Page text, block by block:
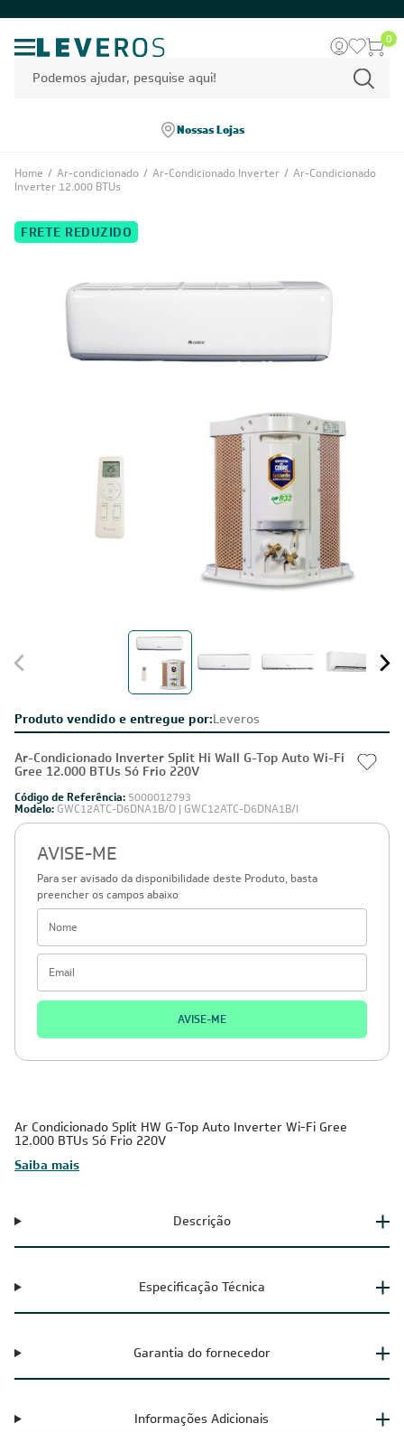
0
Nossas Lojas
Home / Ar-condicionado / Ar-Condicionado Inverter / Ar-Condicionado
Inverter 12.000 BTUs
Produto vendido e entregue por:Leveros
Ar-Condicionado Inverter Split Hi Wall G-Top Auto Wi-Fi
Gree 12.000 BTUs Só Frio 220V
Código de Referência: 5000012793
Modelo: GWC12ATC-D6DNA1B/O | GWC12ATC-D6DNA1B/I
AVISE-ME
Para ser avisado da disponibilidade deste Produto, basta
preencher os campos abaixo
AVISE-ME
Ar Condicionado Split HW G-Top Auto Inverter Wi-Fi Gree
12.000 BTUs Só Frio 220V
Saiba mais
FRETE REDUZIDO
Descrição
Especificação Técnica
Garantia do fornecedor
Informações Adicionais